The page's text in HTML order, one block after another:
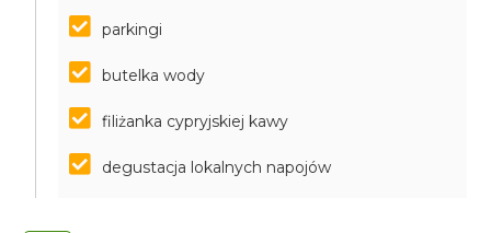
parkingi
butelka wody
filiżanka cypryjskiej kawy
degustacja lokalnych napojów